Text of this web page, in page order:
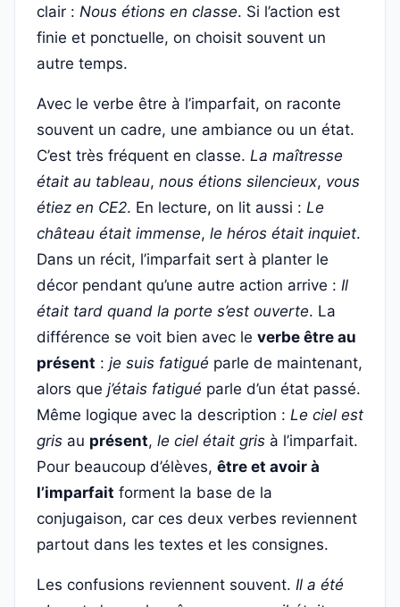
clair : Nous étions en classe. Si l’action est
finie et ponctuelle, on choisit souvent un
autre temps.
Avec le verbe être à l’imparfait, on raconte
souvent un cadre, une ambiance ou un état.
C’est très fréquent en classe. La maîtresse
était au tableau, nous étions silencieux, vous
étiez en CE2. En lecture, on lit aussi : Le
château était immense, le héros était inquiet.
Dans un récit, l’imparfait sert à planter le
décor pendant qu’une autre action arrive : Il
était tard quand la porte s’est ouverte. La
différence se voit bien avec le verbe être au
présent : je suis fatigué parle de maintenant,
alors que j’étais fatigué parle d’un état passé.
Même logique avec la description : Le ciel est
gris au présent, le ciel était gris à l’imparfait.
Pour beaucoup d’élèves, être et avoir à
l’imparfait forment la base de la
conjugaison, car ces deux verbes reviennent
partout dans les textes et les consignes.
Les confusions reviennent souvent. Il a été